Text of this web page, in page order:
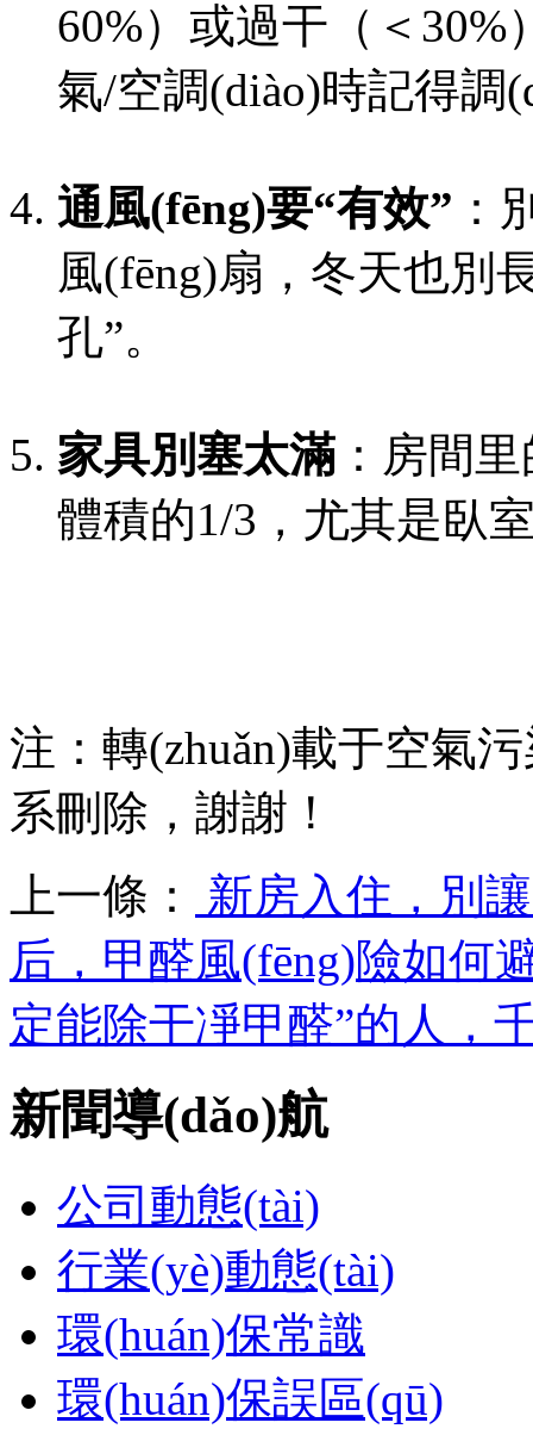
60%）或過干（＜30%
氣/空調(diào)時記得調
通風(fēng)要“有效” ：
風(fēng)扇，冬天也
孔”。
家具別塞太滿 ：房間
體積的1/3，尤其是臥
注：轉(zhuǎn)載于空氣
系刪除，謝謝！
上一條：
新房入住，別
后，甲醛風(fēng)險如何
定能除干凈甲醛”的人，
新聞導(dǎo)航
公司動態(tài)
行業(yè)動態(tài)
環(huán)保常識
環(huán)保誤區(qū)